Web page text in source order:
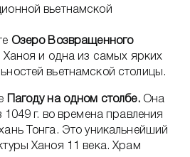
вьетнамской
Озеро Возвращенного
и одна из самых ярких
вьетнамской столицы.
Пагоду на одном столбе.Она
г. во времена правления
Тонга. Это уникальнейший
Ханоя 11 века. Храм